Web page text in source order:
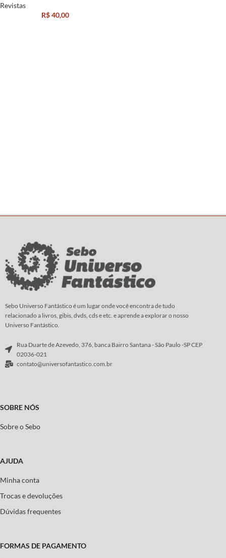
Revistas
R$40,00
Sebo Universo Fantástico é um lugar onde você encontra de tudo
relacionado a livros, gibis, dvds, cds e etc. e aprende a explorar o nosso
Universo Fantástico.
Rua Duarte de Azevedo, 376, banca Bairro Santana - São Paulo -SP CEP
02036-021
contato@universofantastico.com.br
SOBRE NÓS
Sobre o Sebo
AJUDA
Minha conta
Trocas e devoluções
Dúvidas frequentes
FORMAS DE PAGAMENTO